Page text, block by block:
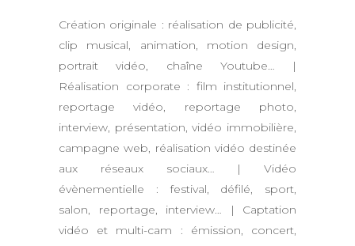
Création originale : réalisation de publicité,
clip musical, animation, motion design,
portrait vidéo, chaîne Youtube… |
Réalisation corporate : film institutionnel,
reportage vidéo, reportage photo,
interview, présentation, vidéo immobilière,
campagne web, réalisation vidéo destinée
aux réseaux sociaux… | Vidéo
évènementielle : festival, défilé, sport,
salon, reportage, interview… | Captation
vidéo et multi-cam : émission, concert,